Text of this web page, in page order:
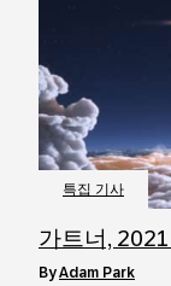
특집 기사
가트너,
byAdam Park